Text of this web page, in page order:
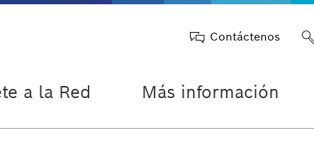
Contáctenos
a la Red Más información